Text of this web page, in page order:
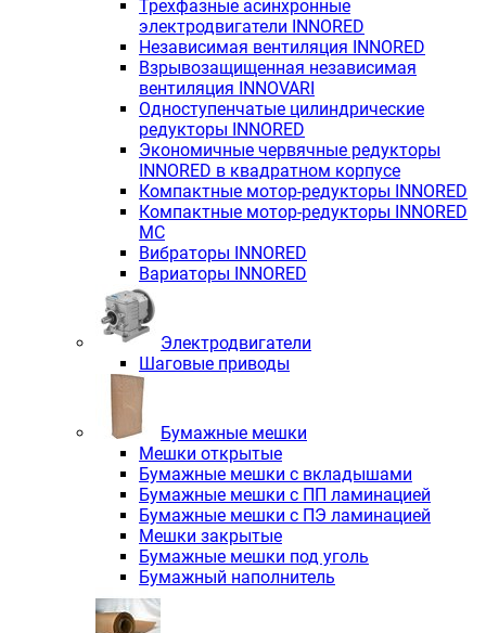
Трехфазные асинхронные
электродвигатели INNORED
Независимая вентиляция INNORED
Взрывозащищенная независимая
вентиляция INNOVARI
Одноступенчатые цилиндрические
редукторы INNORED
Экономичные червячные редукторы
INNORED в квадратном корпусе
Компактные мотор-редукторы INNORED
Компактные мотор-редукторы INNORED
MC
Вибраторы INNORED
Вариаторы INNORED
Электродвигатели
Шаговые приводы
Бумажные мешки
Мешки открытые
Бумажные мешки с вкладышами
Бумажные мешки с ПП ламинацией
Бумажные мешки с ПЭ ламинацией
Мешки закрытые
Бумажные мешки под уголь
Бумажный наполнитель